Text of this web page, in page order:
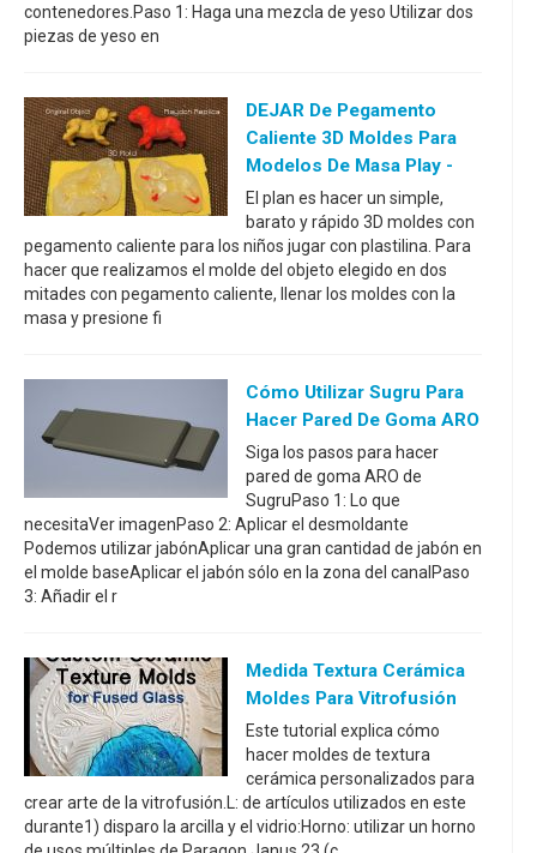
contenedores.Paso 1: Haga una mezcla de yeso Utilizar dos
piezas de yeso en
DEJAR De Pegamento
Caliente 3D Moldes Para
Modelos De Masa Play -
El plan es hacer un simple,
barato y rápido 3D moldes con
pegamento caliente para los niños jugar con plastilina. Para
hacer que realizamos el molde del objeto elegido en dos
mitades con pegamento caliente, llenar los moldes con la
masa y presione fi
Cómo Utilizar Sugru Para
Hacer Pared De Goma ARO
Siga los pasos para hacer
pared de goma ARO de
SugruPaso 1: Lo que
necesitaVer imagenPaso 2: Aplicar el desmoldante
Podemos utilizar jabónAplicar una gran cantidad de jabón en
el molde baseAplicar el jabón sólo en la zona del canalPaso
3: Añadir el r
Medida Textura Cerámica
Moldes Para Vitrofusión
Este tutorial explica cómo
hacer moldes de textura
cerámica personalizados para
crear arte de la vitrofusión.L: de artículos utilizados en este
durante1) disparo la arcilla y el vidrio:Horno: utilizar un horno